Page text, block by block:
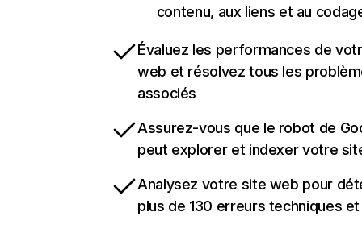
contenu, aux liens et au
Évaluez les performances de
web et résolvez tous les
associés
Assurez-vous que le robot de
peut explorer et indexer votre
Analysez votre site web pour
plus de 130 erreurs techniques et